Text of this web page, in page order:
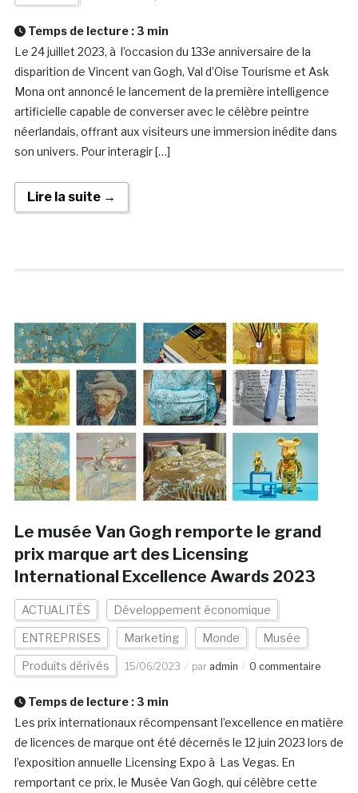
Temps de lecture : 3 min
Le 24 juillet 2023, à l’occasion du 133e anniversaire de la
disparition de Vincent van Gogh, Val d’Oise Tourisme et Ask
Mona ont annoncé le lancement de la première intelligence
artificielle capable de converser avec le célèbre peintre
néerlandais, offrant aux visiteurs une immersion inédite dans
son univers. Pour interagir […]
Lire la suite →
Le musée Van Gogh remporte le grand
prix marque art des Licensing
International Excellence Awards 2023
ACTUALITÉS Développement économique
ENTREPRISES Marketing Monde Musée
Produits dérivés 15/06/2023 par admin 0 commentaire
Temps de lecture : 3 min
Les prix internationaux récompensant l’excellence en matière
de licences de marque ont été décernés le 12 juin 2023 lors de
l’exposition annuelle Licensing Expo à Las Vegas. En
remportant ce prix, le Musée Van Gogh, qui célèbre cette